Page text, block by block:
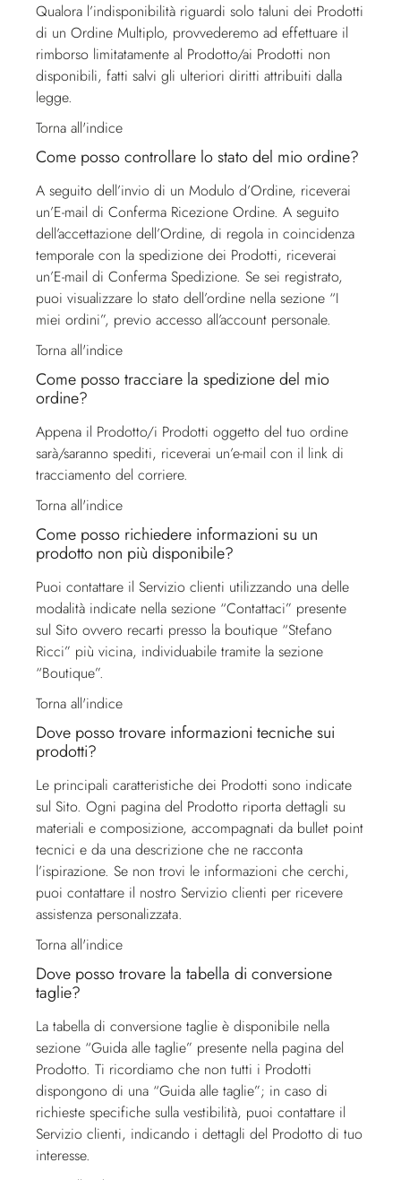
Qualora l’indisponibilità riguardi solo taluni dei Prodotti
di un Ordine Multiplo, provvederemo ad effettuare il
rimborso limitatamente al Prodotto/ai Prodotti non
disponibili, fatti salvi gli ulteriori diritti attribuiti dalla
legge.
Torna all'indice
Come posso controllare lo stato del mio ordine?
A seguito dell’invio di un Modulo d’Ordine, riceverai
un’E-mail di Conferma Ricezione Ordine. A seguito
dell’accettazione dell’Ordine, di regola in coincidenza
temporale con la spedizione dei Prodotti, riceverai
un’E-mail di Conferma Spedizione. Se sei registrato,
puoi visualizzare lo stato dell’ordine nella sezione “I
miei ordini”, previo accesso all’account personale.
Torna all'indice
Come posso tracciare la spedizione del mio
ordine?
Appena il Prodotto/i Prodotti oggetto del tuo ordine
sarà/saranno spediti, riceverai un’e-mail con il link di
tracciamento del corriere.
Torna all'indice
Come posso richiedere informazioni su un
prodotto non più disponibile?
Puoi contattare il Servizio clienti utilizzando una delle
modalità indicate nella sezione “Contattaci” presente
sul Sito ovvero recarti presso la boutique “Stefano
Ricci” più vicina, individuabile tramite la sezione
“Boutique”.
Torna all'indice
Dove posso trovare informazioni tecniche sui
prodotti?
Le principali caratteristiche dei Prodotti sono indicate
sul Sito. Ogni pagina del Prodotto riporta dettagli su
materiali e composizione, accompagnati da bullet point
tecnici e da una descrizione che ne racconta
l’ispirazione. Se non trovi le informazioni che cerchi,
puoi contattare il nostro Servizio clienti per ricevere
assistenza personalizzata.
Torna all'indice
Dove posso trovare la tabella di conversione
taglie?
La tabella di conversione taglie è disponibile nella
sezione “Guida alle taglie” presente nella pagina del
Prodotto. Ti ricordiamo che non tutti i Prodotti
dispongono di una “Guida alle taglie”; in caso di
richieste specifiche sulla vestibilità, puoi contattare il
Servizio clienti, indicando i dettagli del Prodotto di tuo
interesse.